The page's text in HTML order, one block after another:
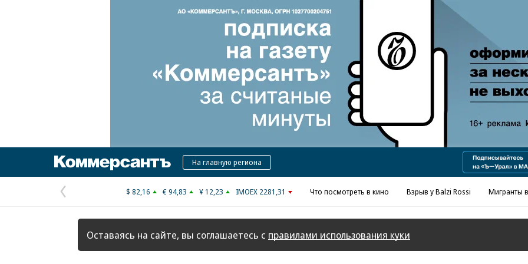
КоммерсантъНа главную региона
Предыдущая
страница
$ 82,16 € 94,83 ¥ 12,23 IMOEX 2281,31 Что посмотреть в кино Взрыв у Balzi Rossi Мигранты
Оставаясь на сайте, вы соглашаетесь с правилами использования куки